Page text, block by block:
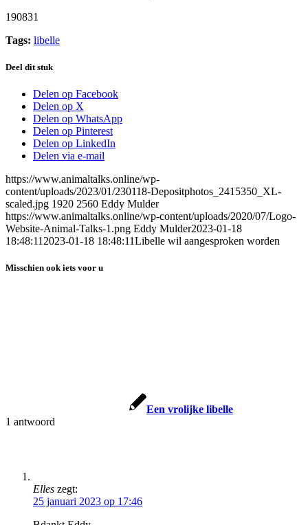
190831
Tags: libelle
Deel dit stuk
Delen op Facebook
Delen op X
Delen op WhatsApp
Delen op Pinterest
Delen op LinkedIn
Delen via e-mail
https://www.animaltalks.online/wp-
content/uploads/2023/01/230118-Depositphotos_2415350_XL-
scaled.jpg 1920 2560 Eddy Mulder
https://www.animaltalks.online/wp-content/uploads/2020/07/Logo-
Website-Animal-Talks-1.png Eddy Mulder2023-01-18
18:48:11 2023-01-18 18:48:11Libelle wil aangesproken worden
Misschien ook iets voor u
Een vrolijke libelle
1 antwoord
Elles zegt:
25 januari 2023 op 17:46